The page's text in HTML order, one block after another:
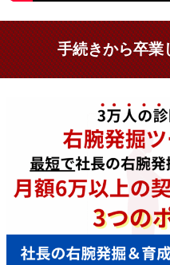
手続きから卒業